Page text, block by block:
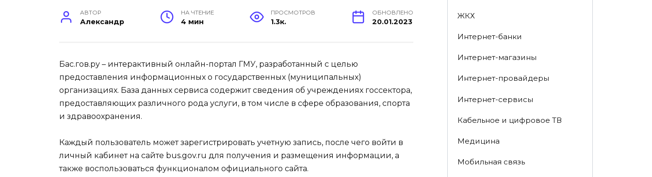
АВТОР
Александр
НА ЧТЕНИЕ
4 мин
ПРОСМОТРОВ
1.3к.
ОБНОВЛЕНО
20.01.2023
Бас.гов.ру – интерактивный онлайн-портал ГМУ, разработанный с целью
предоставления информационных о государственных (муниципальных)
организациях. База данных сервиса содержит сведения об учреждениях госсектора,
предоставляющих различного рода услуги, в том числе в сфере образования, спорта
и здравоохранения.
Каждый пользователь может зарегистрировать учетную запись, после чего войти в
личный кабинет на сайте bus.gov.ru для получения и размещения информации, а
также воспользоваться функционалом официального сайта.
ЖКХ
Интернет-банки
Интернет-магазины
Интернет-провайдеры
Интернет-сервисы
Кабельное и цифровое ТВ
Медицина
Мобильная связь